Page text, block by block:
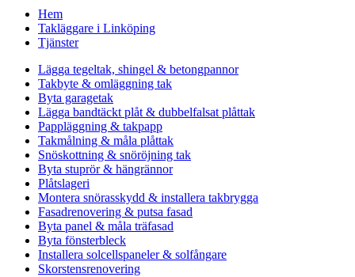
Hem
Takläggare i Linköping
Tjänster
Lägga tegeltak, shingel & betongpannor
Takbyte & omläggning tak
Byta garagetak
Lägga bandtäckt plåt & dubbelfalsat plåttak
Pappläggning & takpapp
Takmålning & måla plåttak
Snöskottning & snöröjning tak
Byta stuprör & hängrännor
Plåtslageri
Montera snörasskydd & installera takbrygga
Fasadrenovering & putsa fasad
Byta panel & måla träfasad
Byta fönsterbleck
Installera solcellspaneler & solfångare
Skorstensrenovering